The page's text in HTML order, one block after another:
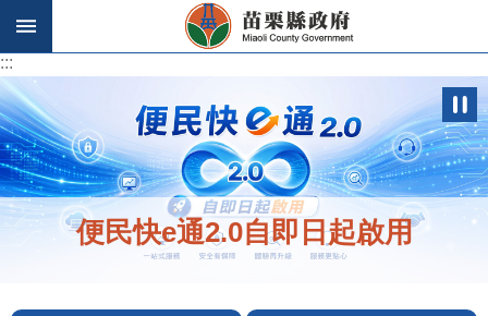
跳到主要內容區塊
:::
:::
便民快e通2.0自即日起啟用